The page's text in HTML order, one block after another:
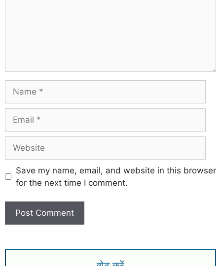
Save my name, email, and website in this browser
for the next time I comment.